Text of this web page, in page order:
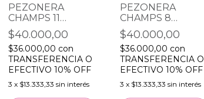
PEZONERA
CHAMPS 11
AJUSTABLE
BLACK STONES
FANTASIA
$40.000,00
$36.000,00 con
TRANSFERENCIA O
EFECTIVO 10% OFF
3 x $13.333,33 sin interés
PEZONERA
CHAMPS 8
CASCABELES
DORADAS Y
ROSAS
$40.000,00
$36.000,00 con
TRANSFERENCIA O
EFECTIVO 10% OFF
3 x $13.333,33 sin interés